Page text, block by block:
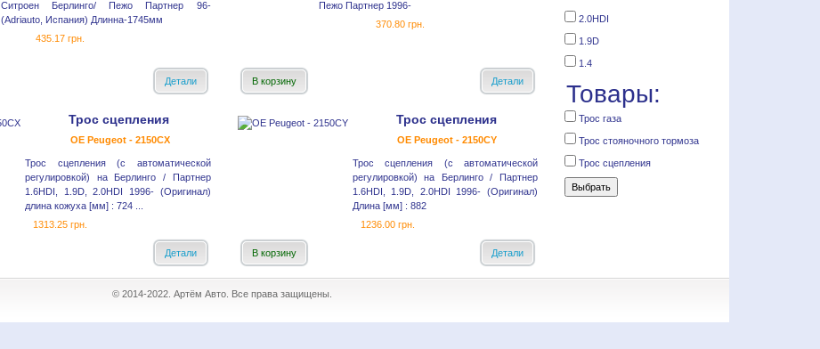
Ситроен Берлинго/ Пежо Партнер 96-
(Adriauto, Испания) Длинна-1745мм
435.17 грн.
Детали
Пежо Партнер 1996-
370.80 грн.
В корзину Детали
Трос сцепления
OE Peugeot - 2150CX
Трос сцепления (с автоматической
регулировкой) на Берлинго / Партнер
1.6HDI, 1.9D, 2.0HDI 1996- (Оригинал)
длина кожуха [мм] : 724 ...
1313.25 грн.
Детали
Трос сцепления
OE Peugeot - 2150CY
Трос сцепления (с автоматической
регулировкой) на Берлинго / Партнер
1.6HDI, 1.9D, 2.0HDI 1996- (Оригинал)
Длина [мм] : 882
1236.00 грн.
В корзину Детали
2.0HDI
1.9D
1.4
Товары:
Трос газа
Трос стояночного тормоза
Трос сцепления
© 2014-2022. Артём Авто. Все права защищены.